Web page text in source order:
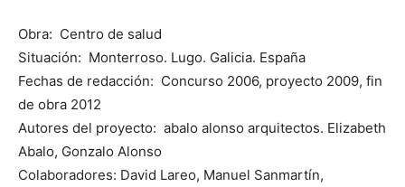
Obra: Centro de salud
Situación: Monterroso. Lugo. Galicia. España
Fechas de redacción: Concurso 2006, proyecto 2009, fin
de obra 2012
Autores del proyecto: abalo alonso arquitectos. Elizabeth
Abalo, Gonzalo Alonso
Colaboradores: David Lareo, Manuel Sanmartín,